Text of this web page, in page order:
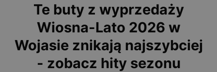
Te buty z wyprzedaży
Wiosna-Lato 2026 w
Wojasie znikają najszybciej
- zobacz hity sezonu